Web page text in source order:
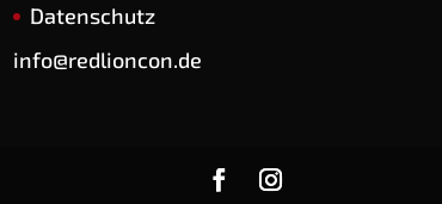
Daten­schutz
info@redlioncon.de